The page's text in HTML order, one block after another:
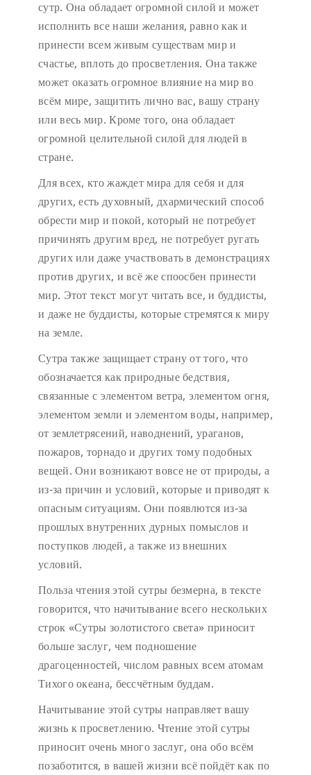
сутр. Она обладает огромной силой и может
исполнить все наши желания, равно как и
принести всем живым существам мир и
счастье, вплоть до просветления. Она также
может оказать огромное влияние на мир во
всём мире, защитить лично вас, вашу страну
или весь мир. Кроме того, она обладает
огромной целительной силой для людей в
стране.
Для всех, кто жаждет мира для себя и для
других, есть духовный, дхармический способ
обрести мир и покой, который не потребует
причинять другим вред, не потребует ругать
других или даже участвовать в демонстрациях
против других, и всё же споосбен принести
мир. Этот текст могут читать все, и буддисты,
и даже не буддисты, которые стремятся к миру
на земле.
Сутра также защищает страну от того, что
обозначается как природные бедствия,
связанные с элементом ветра, элементом огня,
элементом земли и элементом воды, например,
от землетрясений, наводнений, ураганов,
пожаров, торнадо и других тому подобных
вещей. Они возникают вовсе не от природы, а
из-за причин и условий, которые и приводят к
опасным ситуациям. Они появлются из-за
прошлых внутренних дурных помыслов и
поступков людей, а также из внешних
условий.
Польза чтения этой сутры безмерна, в тексте
говорится, что начитывание всего нескольких
строк «Сутры золотистого света» приносит
больше заслуг, чем подношение
драгоценностей, числом равных всем атомам
Тихого океана, бессчётным буддам.
Начитывание этой сутры направляет вашу
жизнь к просветлению. Чтение этой сутры
приносит очень много заслуг, она обо всём
позаботится, в вашей жизни всё пойдёт как по